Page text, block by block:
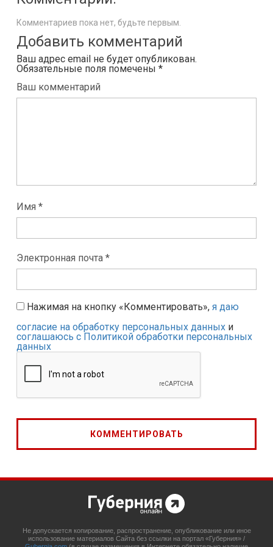
Комментариев пока нет, будьте первым.
Добавить комментарий
Ваш адрес email не будет опубликован.
Обязательные поля помечены *
Ваш комментарий
Имя *
Электронная почта *
Нажимая на кнопку «Комментировать», я даю
согласие на обработку персональных данных и
соглашаюсь с Политикой обработки персональных
данных
Не допускается копирование, распространение, опубликование или иное
использование материалов Сайта без ссылки на портал «Губерния» /